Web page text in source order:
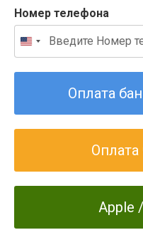
Номер телефона
Оплата
Оплата
Apple